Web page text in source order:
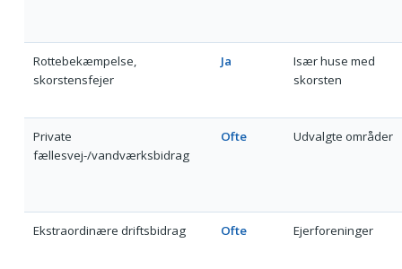
Rottebekæmpelse,
skorstensfejer
Ja
Især huse med
skorsten
Private
fællesvej-/vandværksbidrag
Ofte Udvalgte områder
Ekstraordinære driftsbidrag Ofte Ejerforeninger